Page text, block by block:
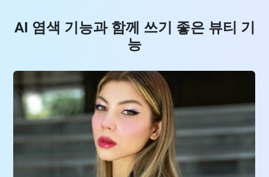
AI 염색 기능과 함께 쓰기 좋은 뷰티 기
능